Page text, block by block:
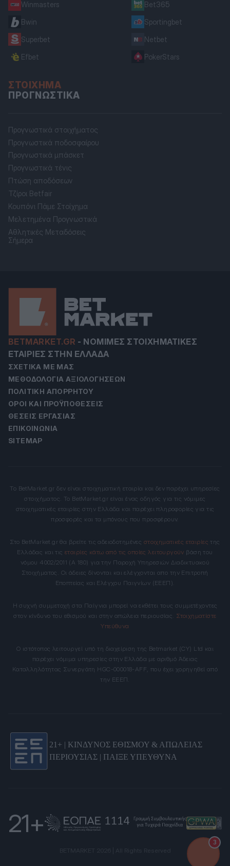
Winmasters
Bwin
Superbet
Efbet
Bet365
Sportingbet
Netbet
PokerStars
ΣΤΟΊΧΗΜΑ
ΠΡΟΓΝΩΣΤΙΚΆ
Προγνωστικά στοιχήματος
Προγνωστικά ποδοσφαίρου
Προγνωστικά μπάσκετ
Προγνωστικά τένις
Πτώση αποδόσεων
Τζίροι Betfair
Κουπόνι Πάμε Στοίχημα
Μελετημένα Προγνωστικά
Αθλητικές Μεταδόσεις
Σήμερα
BETMARKET.GR - ΝΌΜΙΜΕΣ ΣΤΟΙΧΗΜΑΤΙΚΈΣ
ΕΤΑΙΡΊΕΣ ΣΤΗΝ ΕΛΛΆΔΑ
ΣΧΕΤΙΚΆ ΜΕ ΜΑΣ
ΜΕΘΟΔΟΛΟΓΊΑ ΑΞΙΟΛΟΓΉΣΕΩΝ
ΠΟΛΙΤΙΚΉ ΑΠΟΡΡΉΤΟΥ
ΌΡΟΙ ΚΑΙ ΠΡΟΫΠΟΘΈΣΕΙΣ
ΘΈΣΕΙΣ ΕΡΓΑΣΊΑΣ
ΕΠΙΚΟΙΝΩΝΊΑ
SITEMAP
Το BetMarket.gr δεν είναι στοιχηματική εταιρία και δεν παρέχει υπηρεσίες
στοιχήματος. Το BetMarket.gr είναι ένας οδηγός για τις νόμιμες
στοιχηματικές εταιρίες στην Ελλάδα και παρέχει πληροφορίες για τις
προσφορές και τα μπόνους που προσφέρουν.
Στο BetMarket.gr θα βρείτε τις αδειοδοτημένες στοιχηματικές εταιρίες της
Ελλάδας και τιςεταιρίες κάτω από τις οποίες λειτουργούν βάση του
νόμου 4002/2011 (Α 180) για την Παροχή Υπηρεσιών Διαδικτυακού
Στοιχήματος. Οι άδειες δίνονται και ελέγχονται απο την Επιτροπή
Εποπτείας και Ελέγχου Παιγνίων (ΕΕΕΠ).
Η συχνή συμμετοχή στα Παίγνια μπορεί να εκθέτει τους συμμετέχοντες
στον κίνδυνο του εθισμού και στην απώλεια περιουσίας. Στοιχηματίστε
Υπεύθυνα
Ο ιστότοπος λειτουργεί υπό τη διαχείριση της Betmarket (CY) Ltd και
παρέχει νόμιμα υπηρεσίες στην Ελλάδα με αριθμό Άδειας
Καταλληλότητας Συνεργάτη HGC-000018-AFF, που έχει χορηγηθεί από
την ΕΕΕΠ.
21+ | ΚΙΝΔΥΝΟΣ ΕΘΙΣΜΟΥ & ΑΠΩΛΕΙΑΣ
ΠΕΡΙΟΥΣΙΑΣ | ΠΑΙΞΕ ΥΠΕΥΘΥΝΑ
21+
3